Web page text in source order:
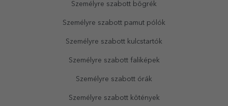
Személyre szabott bögrék
Személyre szabott pamut pólók
Személyre szabott kulcstartók
Személyre szabott faliképek
Személyre szabott órák
Személyre szabott kötények